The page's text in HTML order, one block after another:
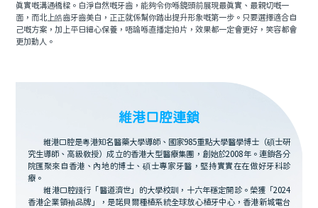
真實嘅溝通橋樑。白淨自然嘅牙齒，能夠令你喺鏡頭前展現最真實、最親切嘅一
面，而北上皓齒牙齒美白，正正就係幫你踏出提升形象嘅第一步。只要選擇適合自
己嘅方案，加上平日細心保養，唔論喺直播定拍片，效果都一定會更好，笑容都會
更加動人。
維港口腔連鎖
維港口腔是粵港知名醫藥大學導師、國家985重點大學醫學博士（碩士研
究生導師、高級教授）成立的香港大型醫療集團，創始於2008年。連鎖各分
院匯聚來自香港、內地的博士、碩士專家牙醫，堅持實實在在做好牙科診
療。
維港口腔踐行「醫道濟世」的大學校訓，十六年穩定開診。榮獲「2024
香港企業領袖品牌」，是諾貝爾種植系統全球放心植牙中心，香港新城電台